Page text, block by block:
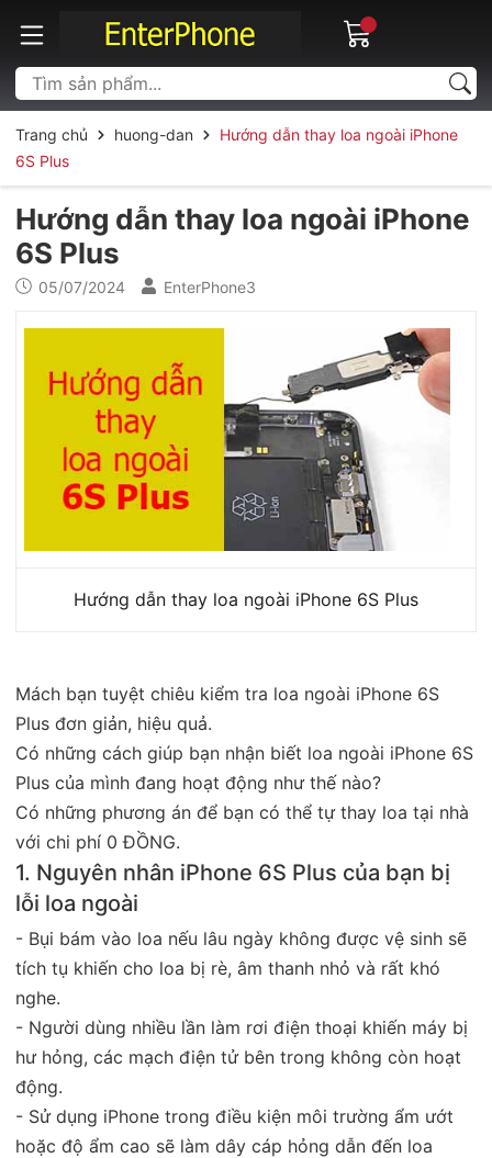
Trang chủ huong-dan
Hướng dẫn thay loa ngoài iPhone
6S Plus
Hướng dẫn thay loa ngoài iPhone
6S Plus
05/07/2024 EnterPhone3
Hướng dẫn thay loa ngoài iPhone 6S Plus
Mách bạn tuyệt chiêu kiểm tra loa ngoài iPhone 6S
Plus đơn giản, hiệu quả.
Có những cách giúp bạn nhận biết loa ngoài iPhone 6S
Plus của mình đang hoạt động như thế nào?
Có những phương án để bạn có thể tự thay loa tại nhà
với chi phí 0 ĐỒNG.
1. Nguyên nhân iPhone 6S Plus của bạn bị
lỗi loa ngoài
- Bụi bám vào loa nếu lâu ngày không được vệ sinh sẽ
tích tụ khiến cho loa bị rè, âm thanh nhỏ và rất khó
nghe.
- Người dùng nhiều lần làm rơi điện thoại khiến máy bị
hư hỏng, các mạch điện tử bên trong không còn hoạt
động.
- Sử dụng iPhone trong điều kiện môi trường ẩm ướt
hoặc độ ẩm cao sẽ làm dây cáp hỏng dẫn đến loa